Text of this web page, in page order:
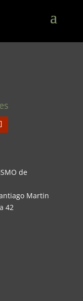
de
Martin
42